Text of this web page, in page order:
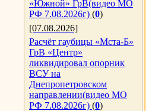
«Южной» ГрВ(видео МО
РФ 7.08.2026г) (0)
[07.08.2026]
Расчёт гаубицы «Мста-Б»
ГрВ «Центр»
ликвидировал опорник
ВСУ на
Днепропетровском
направлении(видео МО
РФ 7.08.2026г) (0)